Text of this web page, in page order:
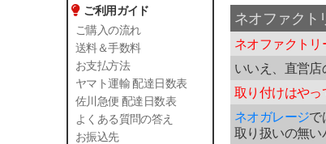
ご利用ガイド
ご購入の流れ
送料＆手数料
お支払方法
ヤマト運輸 配達日数表
佐川急便 配達日数表
よくある質問の答え
お振込先
ネオファクト
ネオファクトリ
いいえ、直営店
取り付けはやっ
ネオガレージで
取り扱いの無い